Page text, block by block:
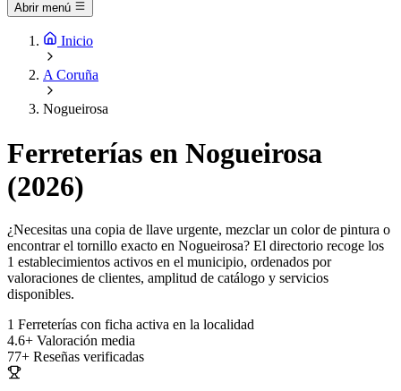
Abrir menú
Inicio
A Coruña
Nogueirosa
Ferreterías en Nogueirosa
(2026)
¿Necesitas una copia de llave urgente, mezclar un color de pintura o
encontrar el tornillo exacto en Nogueirosa? El directorio recoge los
1 establecimientos activos en el municipio, ordenados por
valoraciones de clientes, amplitud de catálogo y servicios
disponibles.
1 Ferreterías con ficha activa en la localidad
4.6+ Valoración media
77+ Reseñas verificadas